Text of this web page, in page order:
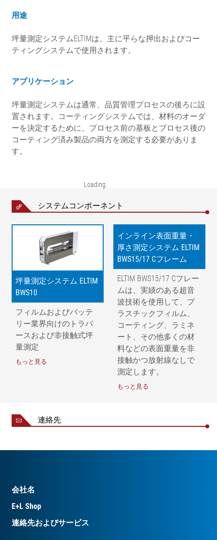
用途
坪量測定システムELTIMは、主に平らな押出およびコー
ティングシステムで使用されます。
アプリケーション
坪量測定システムは通常、品質管理プロセスの後ろに設
置されます。コーティングシステムでは、材料のオーダ
ーを決定するために、プロセス前の基板とプロセス後の
コーティング済み製品の両方を測定する必要がありま
す。
記号説明
= ガイドロール | 2 = 坪量測定 | 3 = トラ
ンスミッタ | 4 = レシーバ | AB = ウェブ
Loading
システムコンポーネント
坪量測定システム ELTIM
BWS10
フィルムおよびバッテ
リー業界向けのトラバ
ースおよび非接触式坪
量測定
もっと見る
インライン表面重量・
厚さ測定システム ELTIM
BWS15/17 Cフレーム
ELTIM BWS15/17 Cフレー
ムは、実績のある超音
波技術を使用して、プ
ラスチックフィルム、
コーティング、ラミネ
ート、その他多くの材
料などの表面重量を非
接触かつ放射線なしで
測定します。
もっと見る
連絡先
会社名
E+L Shop
連絡先およびサービス